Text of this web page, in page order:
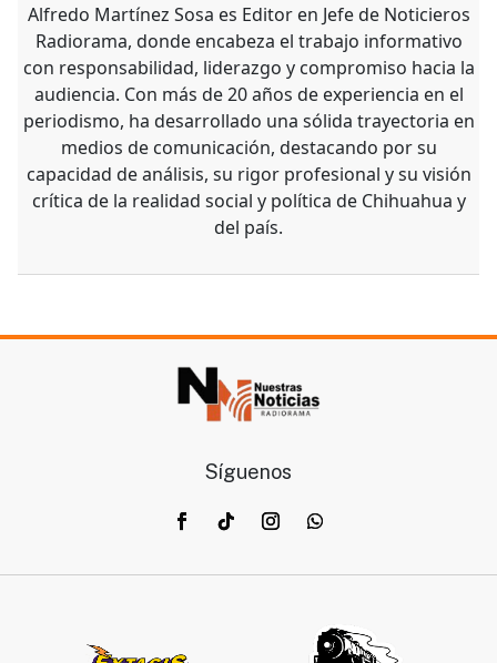
Alfredo Martínez Sosa es Editor en Jefe de Noticieros
Radiorama, donde encabeza el trabajo informativo
con responsabilidad, liderazgo y compromiso hacia la
audiencia. Con más de 20 años de experiencia en el
periodismo, ha desarrollado una sólida trayectoria en
medios de comunicación, destacando por su
capacidad de análisis, su rigor profesional y su visión
crítica de la realidad social y política de Chihuahua y
del país.
Síguenos